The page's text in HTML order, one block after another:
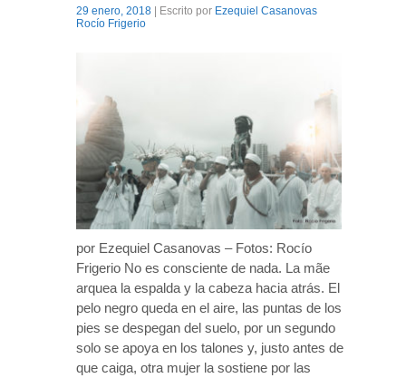
29 enero, 2018 | Escrito por Ezequiel Casanovas
Rocío Frigerio
por Ezequiel Casanovas – Fotos: Rocío
Frigerio No es consciente de nada. La mãe
arquea la espalda y la cabeza hacia atrás. El
pelo negro queda en el aire, las puntas de los
pies se despegan del suelo, por un segundo
solo se apoya en los talones y, justo antes de
que caiga, otra mujer la sostiene por las